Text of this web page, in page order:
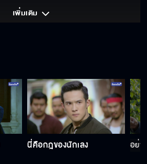
เพิ่มเติม
นี่คือกฎของนักเลง อย่า